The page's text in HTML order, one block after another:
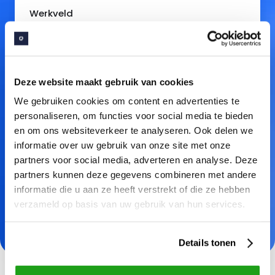
Deze website maakt gebruik van cookies
We gebruiken cookies om content en advertenties te
personaliseren, om functies voor social media te bieden
en om ons websiteverkeer te analyseren. Ook delen we
informatie over uw gebruik van onze site met onze
partners voor social media, adverteren en analyse. Deze
partners kunnen deze gegevens combineren met andere
informatie die u aan ze heeft verstrekt of die ze hebben
verzameld op basis van uw gebruik van hun services.
Details tonen
Werkveld
Aantal medewerkers
Lees onze privacy verklaringvoor meer informatie